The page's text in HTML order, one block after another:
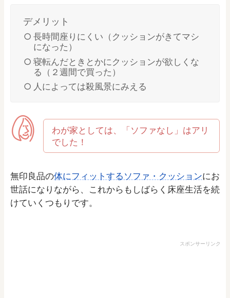
デメリット
長時間座りにくい（クッションがきてマシ
になった）
寝転んだときとかにクッションが欲しくな
る（２週間で買った）
人によっては殺風景にみえる
わが家としては、「ソファなし」はアリ
でした！
無印良品の体にフィットするソファ・クッションにお
世話になりながら、これからもしばらく床座生活を続
けていくつもりです。
スポンサーリンク